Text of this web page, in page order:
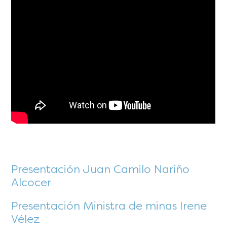
Presentación Juan Camilo Nariño
Alcocer
Presentación Ministra de minas Irene
Vélez